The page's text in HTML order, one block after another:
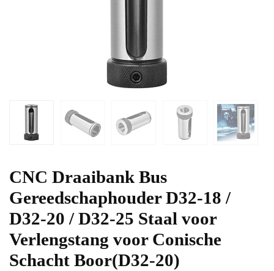
CNC Draaibank Bus
Gereedschaphouder D32-18 /
D32-20 / D32-25 Staal voor
Verlengstang voor Conische
Schacht Boor(D32-20)